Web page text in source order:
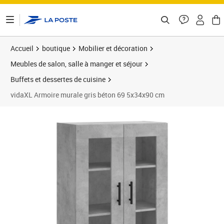
Accueil boutique
Mobilier et décoration
Meubles de salon, salle à manger et séjour
Buffets et dessertes de cuisine
vidaXL Armoire murale gris béton 69 5x34x90 cm